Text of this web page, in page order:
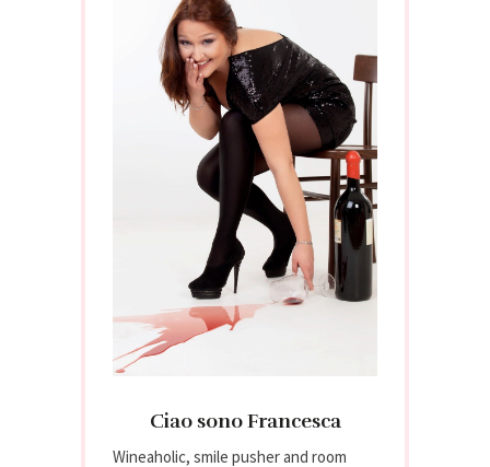
Ciao sono Francesca
Wineaholic, smile pusher and room